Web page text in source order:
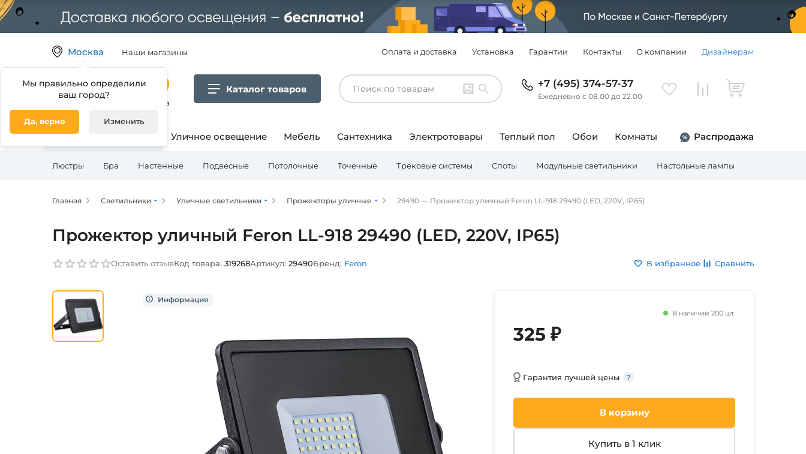
Москва
Мы правильно определили
ваш город?
Да, верно Изменить
Наши магазины Оплата и доставка Установка Гарантии Контакты О компании Дизайнерам
Гипермаркет товаров для дома
Каталог товаров +7 (495) 374-57-37
Ежедневно с 08.00 до 22.00
Освещение для дома Уличное освещение Мебель Сантехника Электротовары Теплый пол Обои Комнаты Распродажа
Люстры Бра Настенные Подвесные Потолочные Точечные Трековые системы Споты Модульные светильники Настольные лампы
Главная Светильники Уличные светильники Прожекторы уличные 29490 — Прожектор уличный Feron LL-918 29490 (LED, 220V, IP65)
Прожектор уличный Feron LL-918 29490 (LED, 220V, IP65)
Оставить отзывКод товара: 319268Артикул: 29490Бренд: Feron В избранное Сравнить
В наличии 200 шт.
325 ₽
Гарантия лучшей цены
В корзину
Купить в 1 клик